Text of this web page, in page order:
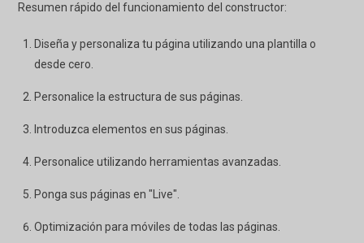
Resumen rápido del funcionamiento del constructor:
Diseña y personaliza tu página utilizando una plantilla o
desde cero.
Personalice la estructura de sus páginas.
Introduzca elementos en sus páginas.
Personalice utilizando herramientas avanzadas.
Ponga sus páginas en "Live".
Optimización para móviles de todas las páginas.